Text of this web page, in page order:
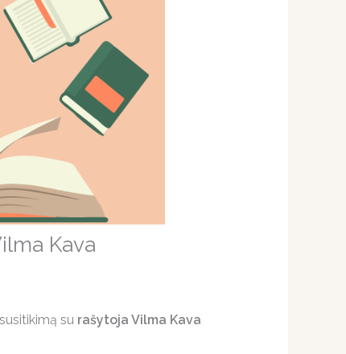
Kava
su rašytoja Vilma Kava